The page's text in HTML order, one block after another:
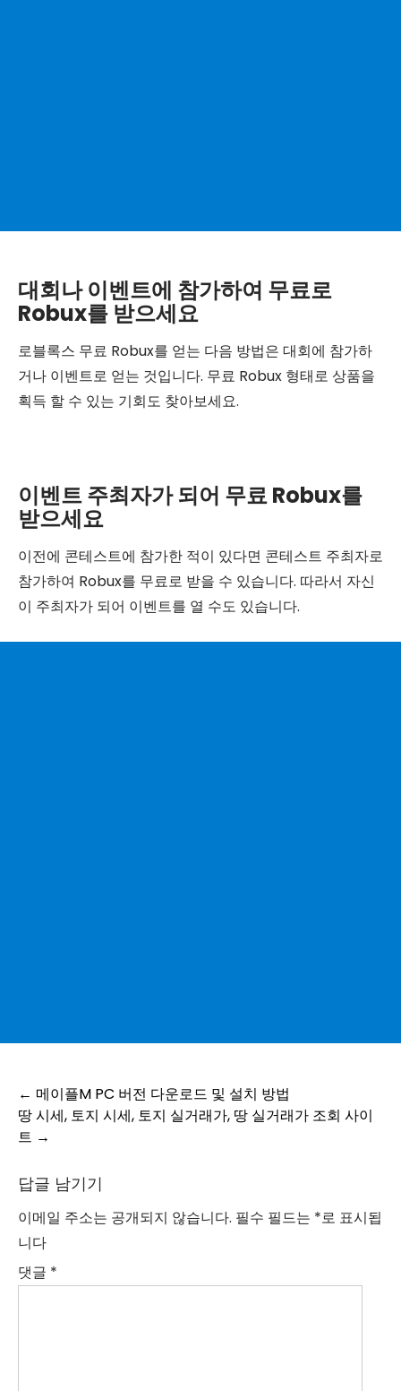
대회나 이벤트에 참가하여 무료로
Robux를 받으세요
로블록스 무료 Robux를 얻는 다음 방법은 대회에 참가하
거나 이벤트로 얻는 것입니다. 무료 Robux 형태로 상품을
획득 할 수 있는 기회도 찾아보세요.
이벤트 주최자가 되어 무료 Robux를
받으세요
이전에 콘테스트에 참가한 적이 있다면 콘테스트 주최자로
참가하여 Robux를 무료로 받을 수 있습니다. 따라서 자신
이 주최자가 되어 이벤트를 열 수도 있습니다.
Post
navigation
← 메이플M PC 버전 다운로드 및 설치 방법
땅 시세, 토지 시세, 토지 실거래가, 땅 실거래가 조회 사이
트 →
답글 남기기
이메일 주소는 공개되지 않습니다. 필수 필드는 *로 표시됩
니다
댓글 *